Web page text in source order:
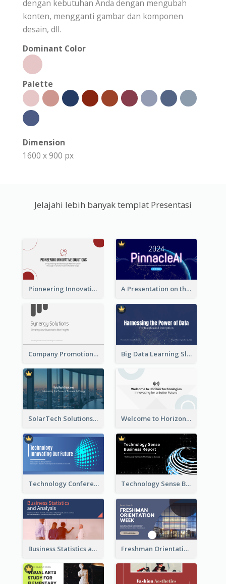
dengan kebutuhan Anda dengan mengubah
konten, mengganti gambar dan komponen
desain, dll.
Dominant Color
Palette
Dimension
1600 x 900 px
Jelajahi lebih banyak templat Presentasi
Pioneering Innovative Solutions Company Overview A Presentation on the Revolutionary Development of AI Chips
Company Promotion Presentation Big Data Learning Slide
SolarTech Solutions Company Overview Welcome to Horizon Technologies- Innovating for a Better Future
Technology Conference Presentation Technology Sense Business Report
Business Statistics and Analysis Presentation Freshman Orientation Week Presentation